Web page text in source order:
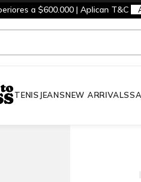
a $600.000 | Aplican T&C
TENIS JEANSNEW ARRIVALS